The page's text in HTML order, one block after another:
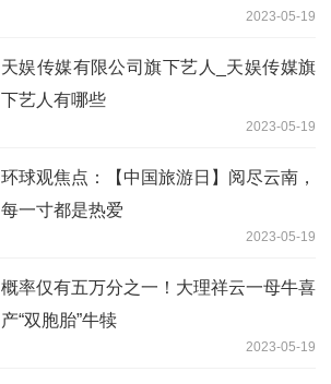
2023-05-19
天娱传媒有限公司旗下艺人_天娱传媒旗
下艺人有哪些
2023-05-19
环球观焦点：【中国旅游日】阅尽云南，
每一寸都是热爱
2023-05-19
概率仅有五万分之一！大理祥云一母牛喜
产“双胞胎”牛犊
2023-05-19